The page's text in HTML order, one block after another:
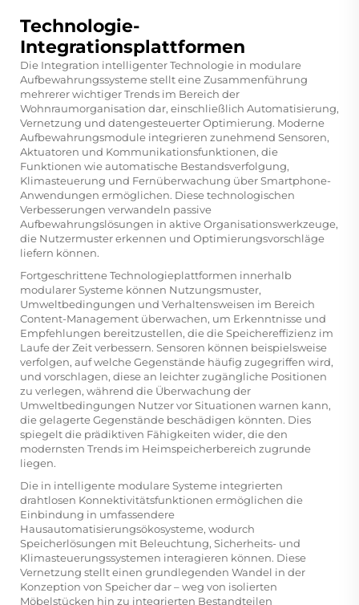
Technologie-
Integrationsplattformen
Die Integration intelligenter Technologie in modulare
Aufbewahrungssysteme stellt eine Zusammenführung
mehrerer wichtiger Trends im Bereich der
Wohnraumorganisation dar, einschließlich Automatisierung,
Vernetzung und datengesteuerter Optimierung. Moderne
Aufbewahrungsmodule integrieren zunehmend Sensoren,
Aktuatoren und Kommunikationsfunktionen, die
Funktionen wie automatische Bestandsverfolgung,
Klimasteuerung und Fernüberwachung über Smartphone-
Anwendungen ermöglichen. Diese technologischen
Verbesserungen verwandeln passive
Aufbewahrungslösungen in aktive Organisationswerkzeuge,
die Nutzermuster erkennen und Optimierungsvorschläge
liefern können.
Fortgeschrittene Technologieplattformen innerhalb
modularer Systeme können Nutzungsmuster,
Umweltbedingungen und Verhaltensweisen im Bereich
Content-Management überwachen, um Erkenntnisse und
Empfehlungen bereitzustellen, die die Speichereffizienz im
Laufe der Zeit verbessern. Sensoren können beispielsweise
verfolgen, auf welche Gegenstände häufig zugegriffen wird,
und vorschlagen, diese an leichter zugängliche Positionen
zu verlegen, während die Überwachung der
Umweltbedingungen Nutzer vor Situationen warnen kann,
die gelagerte Gegenstände beschädigen könnten. Dies
spiegelt die prädiktiven Fähigkeiten wider, die den
modernsten Trends im Heimspeicherbereich zugrunde
liegen.
Die in intelligente modulare Systeme integrierten
drahtlosen Konnektivitätsfunktionen ermöglichen die
Einbindung in umfassendere
Hausautomatisierungsökosysteme, wodurch
Speicherlösungen mit Beleuchtung, Sicherheits- und
Klimasteuerungssystemen interagieren können. Diese
Vernetzung stellt einen grundlegenden Wandel in der
Konzeption von Speicher dar – weg von isolierten
Möbelstücken hin zu integrierten Bestandteilen